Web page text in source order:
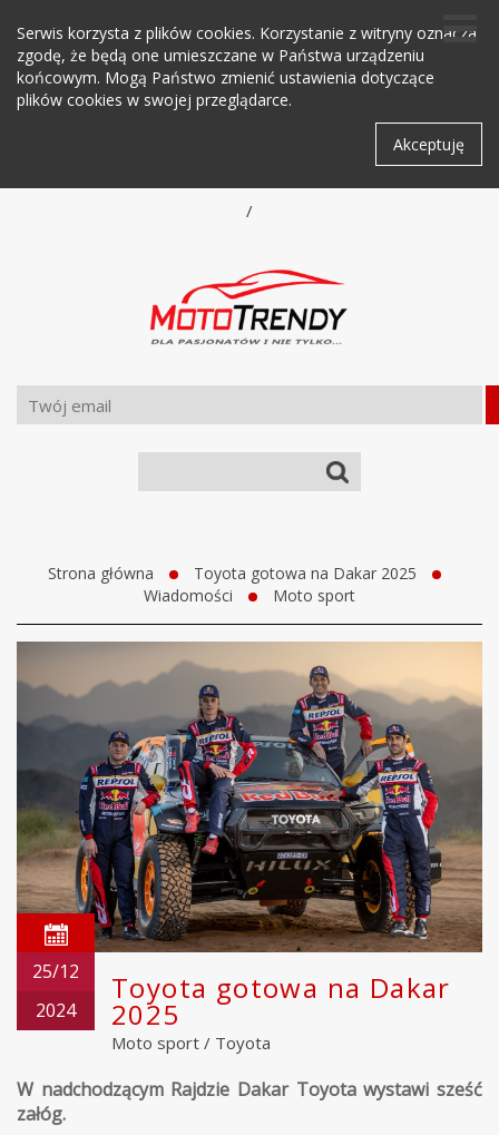
Serwis korzysta z plików cookies. Korzystanie z witryny oznacza
zgodę, że będą one umieszczane w Państwa urządzeniu
końcowym. Mogą Państwo zmienić ustawienia dotyczące
plików cookies w swojej przeglądarce.
Akceptuję
/
Strona główna
Toyota gotowa na Dakar 2025
Wiadomości
Moto sport
25/12
2024
Toyota gotowa na Dakar
2025
Moto sport / Toyota
W nadchodzącym Rajdzie Dakar Toyota wystawi sześć
załóg.